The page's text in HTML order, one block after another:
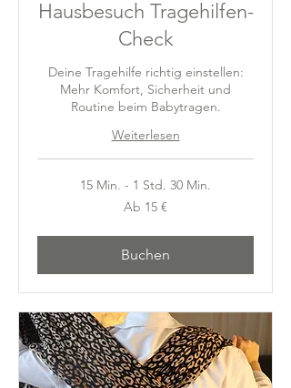
Hausbesuch Tragehilfen-
Check
Deine Tragehilfe richtig einstellen:
Mehr Komfort, Sicherheit und
Routine beim Babytragen.
Weiterlesen
15 Min. - 1 Std. 30 Min.
Ab 15 €
Buchen